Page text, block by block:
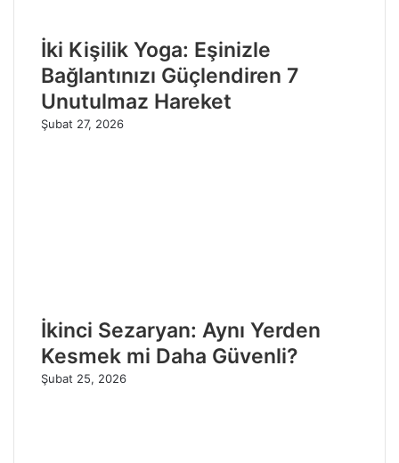
İki Kişilik Yoga: Eşinizle
Bağlantınızı Güçlendiren 7
Unutulmaz Hareket
Şubat 27, 2026
İkinci Sezaryan: Aynı Yerden
Kesmek mi Daha Güvenli?
Şubat 25, 2026